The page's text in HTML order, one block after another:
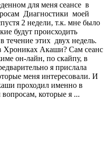
для меня сеансе в
Диагностики моей
2 недели, т.к. мне было
будут происходить
этих двух недель.
Хрониках Акаши? Сам сеанс
он-лайн, по скайпу, в
я прислала
меня интересовали. И
проходил именно в
которые я ...